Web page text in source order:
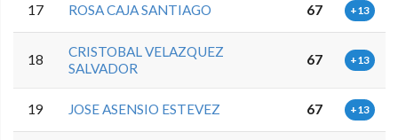
17 ROSA CAJA SANTIAGO 67 +13
18
CRISTOBAL VELAZQUEZ
SALVADOR
67 +13
19 JOSE ASENSIO ESTEVEZ 67 +13